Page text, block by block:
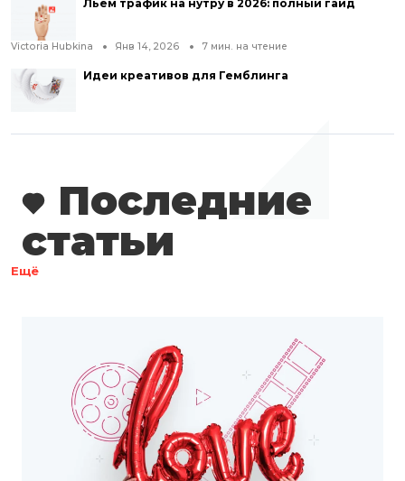
Льём трафик на нутру в 2026: полный гайд
Victoria Hubkina Янв 14, 2026 7 мин. на чтение
Идеи креативов для Гемблинга
Последние
статьи
Ещё